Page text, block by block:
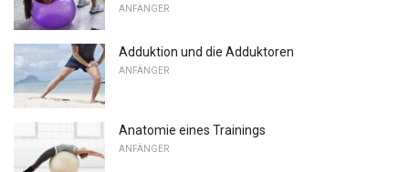
ANFÄNGER
Adduktion und die Adduktoren
ANFÄNGER
Anatomie eines Trainings
ANFÄNGER